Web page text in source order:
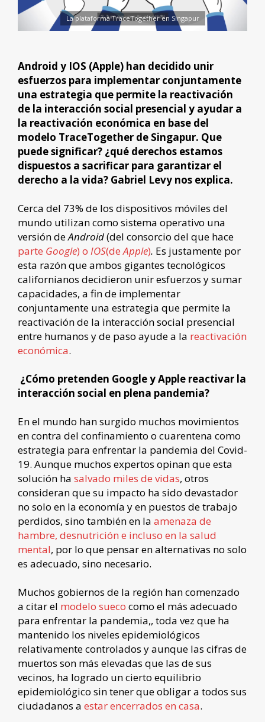
La plataforma TraceTogether en Singapur
Android y IOS (Apple) han decidido unir
esfuerzos para implementar conjuntamente
una estrategia que permite la reactivación
de la interacción social presencial y ayudar a
la reactivación económica en base del
modelo TraceTogether de Singapur. Que
puede significar? ¿qué derechos estamos
dispuestos a sacrificar para garantizar el
derecho a la vida? Gabriel Levy nos explica.
Cerca del 73% de los dispositivos móviles del
mundo utilizan como sistema operativo una
versión deAndroid(del consorcio del que hace
parte Google) o IOS(deApple). Es justamente por
esta razón que ambos gigantes tecnológicos
californianos decidieron unir esfuerzos y sumar
capacidades, a fin de implementar
conjuntamente una estrategia que permite la
reactivación de la interacción social presencial
entre humanos y de paso ayude a la reactivación
económica.
¿Cómo pretenden Google y Apple reactivar la
interacción social en plena pandemia?
En el mundo han surgido muchos movimientos
en contra del confinamiento o cuarentena como
estrategia para enfrentar la pandemia del Covid-
19. Aunque muchos expertos opinan que esta
solución ha salvado miles de vidas, otros
consideran que su impacto ha sido devastador
no solo en la economía y en puestos de trabajo
perdidos, sino también en la amenaza de
hambre, desnutrición e incluso en la salud
mental, por lo que pensar en alternativas no solo
es adecuado, sino necesario.
Muchos gobiernos de la región han comenzado
a citar el modelo sueco como el más adecuado
para enfrentar la pandemia,, toda vez que ha
mantenido los niveles epidemiológicos
relativamente controlados y aunque las cifras de
muertos son más elevadas que las de sus
vecinos, ha logrado un cierto equilibrio
epidemiológico sin tener que obligar a todos sus
ciudadanos a estar encerrados en casa.